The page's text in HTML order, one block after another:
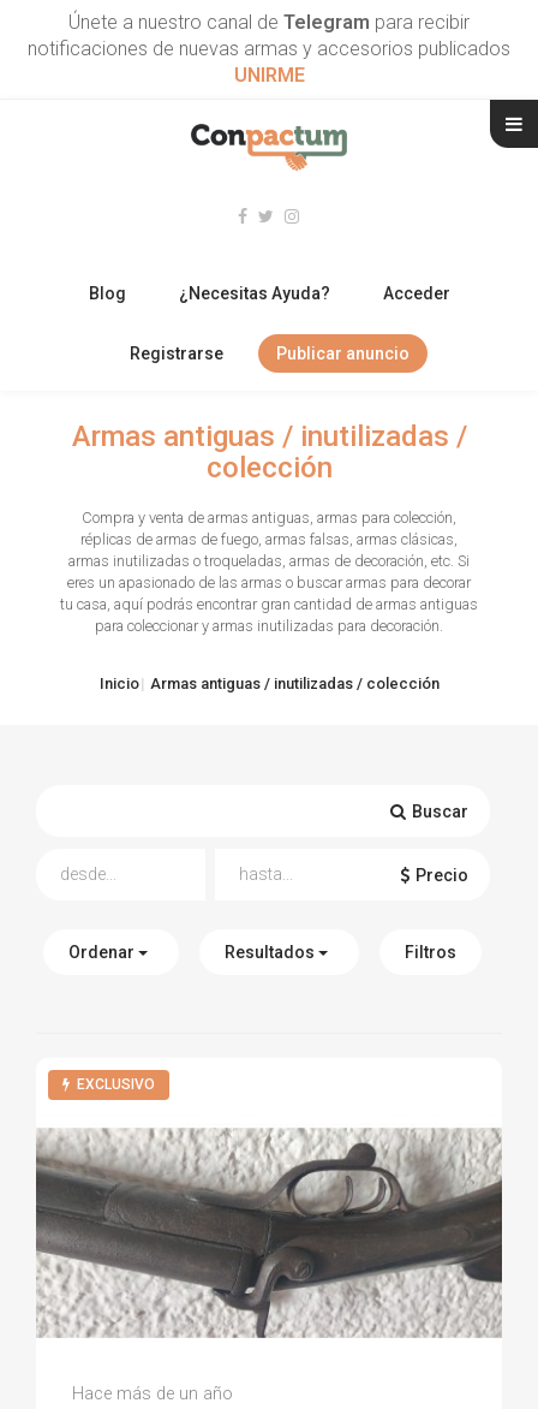
Únete a nuestro canal de Telegram para recibir
notificaciones de nuevas armas y accesorios publicados
UNIRME
Blog ¿Necesitas Ayuda? Acceder
Registrarse Publicar anuncio
ARMAS CORTAS
TIRO Y COMPETICIÓN
AIRE COMPRIMIDO
OTRAS ARMAS
Armas antiguas / inutilizadas /
colección
Compra y venta de armas antiguas, armas para colección,
réplicas de armas de fuego, armas falsas, armas clásicas,
armas inutilizadas o troqueladas, armas de decoración, etc. Si
eres un apasionado de las armas o buscar armas para decorar
tu casa, aquí podrás encontrar gran cantidad de armas antiguas
para coleccionar y armas inutilizadas para decoración.
Inicio Armas antiguas / inutilizadas / colección
Buscar
Precio
Ordenar Resultados Filtros
EXCLUSIVO
Milton Fabian C.
Hace más de un año